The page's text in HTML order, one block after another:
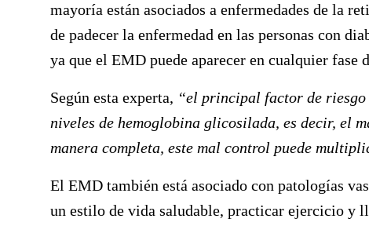
mayoría están asociados a enfermedades de la
de padecer la enfermedad en las personas con
ya que el EMD puede aparecer en cualquier fase
Según esta experta, “el principal factor de riesgo
niveles de hemoglobina glicosilada, es decir, el
manera completa, este mal control puede
El EMD también está asociado con patologías
un estilo de vida saludable, practicar ejercicio y